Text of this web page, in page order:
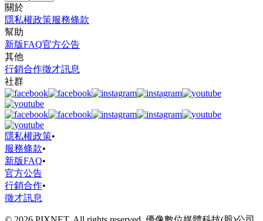
關於
隱私權政策服務條款
幫助
新版FAQ官方公告
其他
行銷合作徵才訊息
社群
隱私權政策•
服務條款•
新版FAQ•
官方公告
行銷合作•
徵才訊息